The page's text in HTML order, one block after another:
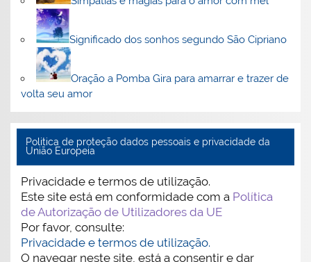
Significado dos sonhos segundo São Cipriano
Oração a Pomba Gira para amarrar e trazer de
volta seu amor
Politica de proteção dados pessoais e privacidade da
União Europeia
Privacidade e termos de utilização.
Este site está em conformidade com a Política
de Autorização de Utilizadores da UE
Por favor, consulte:
Privacidade e termos de utilização.
O navegar neste site, está a consentir e dar